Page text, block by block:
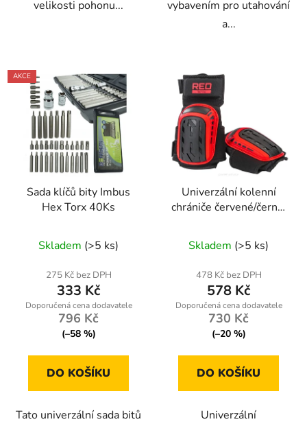
velikosti pohonu...
vybavením pro utahování
a...
AKCE
Sada klíčů bity Imbus
Hex Torx 40Ks
hodnocení
produktu
je
5,0
z
hvězdiček.
Skladem (>5 ks)
275 Kč bez DPH
333 Kč
796 Kč
(–58 %)
DO KOŠÍKU
Tato univerzální sada bitů
Univerzální kolenní
chrániče červené/černé,
Skladem (>5 ks)
478 Kč bez DPH
578 Kč
730 Kč
(–20 %)
DO KOŠÍKU
Univerzální